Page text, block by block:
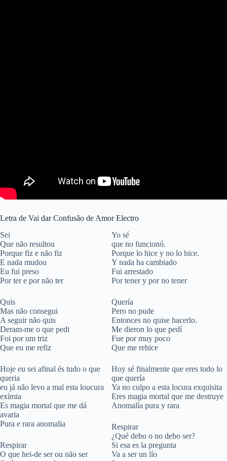
Letra de Vai dar Confusão de Amor Electro
Sei
Que não resultou
Porque fiz e não fiz
E nada mudou
Eu fui preso
Por ter e por não ter
Quis
Mas não consegui
A seguir não quis
Deram-me o que pedi
Foi por um triz
Que eu me refiz
Hoje eu sei afinal és tudo o que
queria
eu já não levo a mal esta loucura
exímia
Es magia mortal que me dá
avaria
Pura e rara anomalia
Respirar
O que hei-de ser ou não ser
Yo sé
que no funcionó.
Porque lo hice y no lo hice.
Y nada ha cambiado
Fui arrestado
Por tener y por no tener
Quería
Pero no pude
Entonces no quise hacerlo.
Me dieron lo que pedí
Fue por muy poco
Que me rehice
Hoy sé finalmente que eres todo lo
que quería
Ya no culpo a esta locura exquisita
Eres magia mortal que me destruye
Anomalía pura y rara
Respirar
¿Qué debo o no debo ser?
Si esa es la pregunta
Va a ser un lío